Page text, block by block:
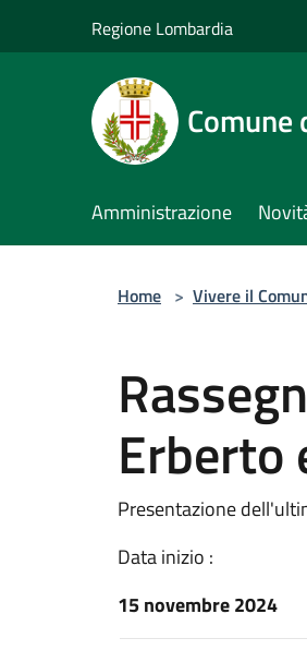
Regione Lombardia
Comune
Amministrazione
Home > Vivere il
Erberto
Presentazione
Data inizio :
15 novembre 2024